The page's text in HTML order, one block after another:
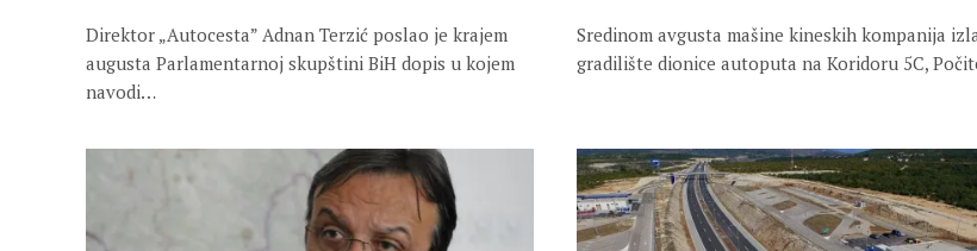
Direktor „Autocesta” Adnan Terzić poslao je krajem
augusta Parlamentarnoj skupštini BiH dopis u kojem
navodi…
Sredinom avgusta mašine kineskih kompanija
gradilište dionice autoputa na Koridoru 5C,